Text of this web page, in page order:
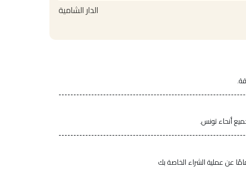
الدار الشامية
عن عملية الشراء الخاصة بك